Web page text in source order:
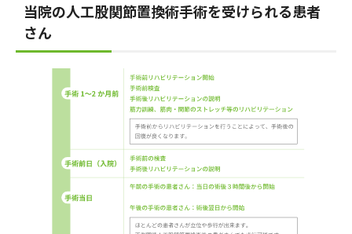
当院の人工股関節置換術手術を受けられる患者
さん